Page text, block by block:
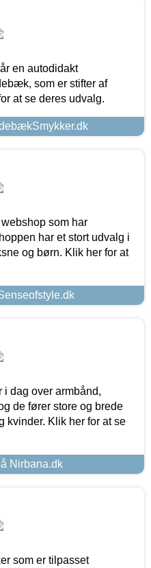
en autodidakt
som er stifter af
at se deres udvalg.
som har
har et stort udvalg i
og børn. Klik her for at
dag over armbånd,
de fører store og brede
kvinder. Klik her for at se
Nirbana.dk
som er tilpasset